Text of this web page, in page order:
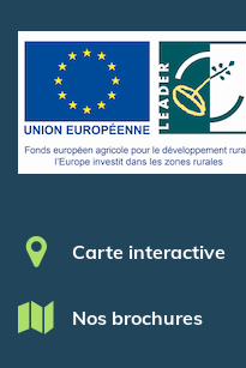
Pied de page
Carte interactive
Nos brochures